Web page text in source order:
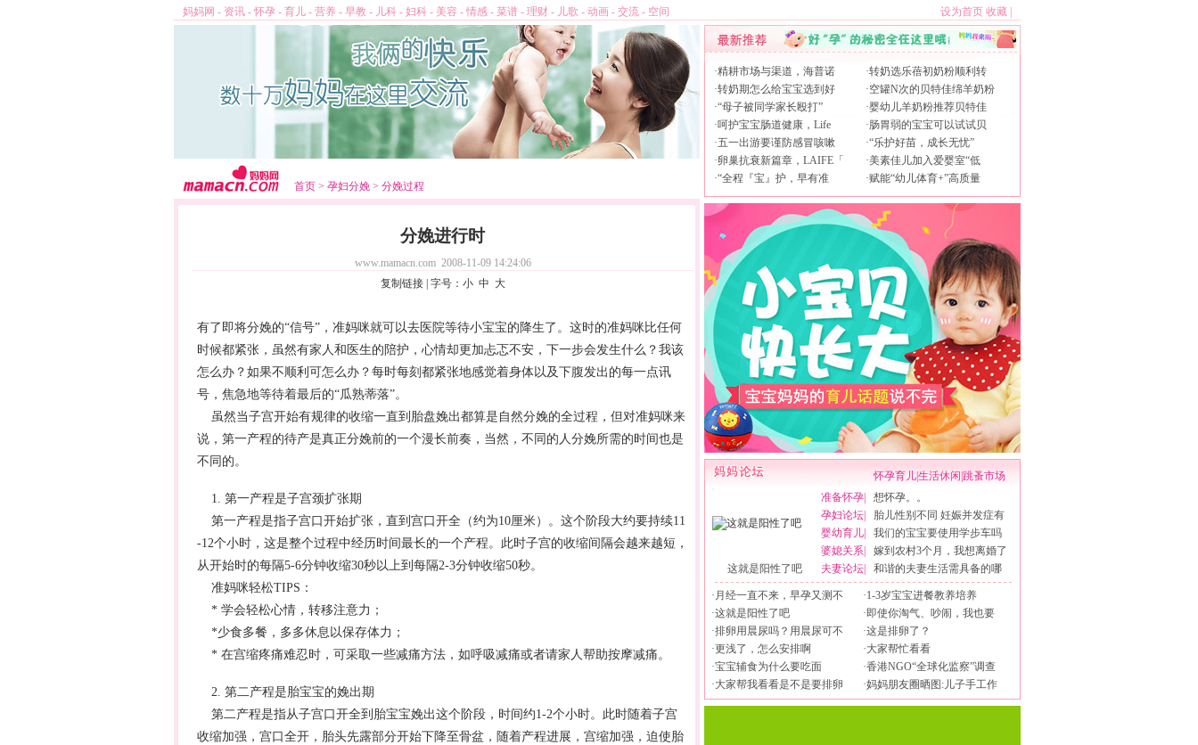
妈妈网 - 资讯 - 怀孕 - 育儿 - 营养 - 早教 - 儿科 - 妇科 - 美容 - 情感 - 菜谱 - 理财 - 儿歌 - 动画 - 交流 - 空间 设为首页 收藏
首页 > 孕妇分娩 > 分娩过程
分娩进行时
www.mamacn.com 2008-11-09 14:24:06
复制链接| 字号： 小 中 大
有了即将分娩的“信号”，准妈咪就可以去医院等待小宝宝的降生了。这时的准妈咪比任何
时候都紧张，虽然有家人和医生的陪护，心情却更加忐忑不安，下一步会发生什么？我该
怎么办？如果不顺利可怎么办？每时每刻都紧张地感觉着身体以及下腹发出的每一点讯
号，焦急地等待着最后的“瓜熟蒂落”。
虽然当子宫开始有规律的收缩一直到胎盘娩出都算是自然分娩的全过程，但对准妈咪来
说，第一产程的待产是真正分娩前的一个漫长前奏，当然，不同的人分娩所需的时间也是
不同的。
1. 第一产程是子宫颈扩张期
第一产程是指子宫口开始扩张，直到宫口开全（约为10厘米）。这个阶段大约要持续11
-12个小时，这是整个过程中经历时间最长的一个产程。此时子宫的收缩间隔会越来越短，
从开始时的每隔5-6分钟收缩30秒以上到每隔2-3分钟收缩50秒。
准妈咪轻松TIPS：
* 学会轻松心情，转移注意力；
*少食多餐，多多休息以保存体力；
* 在宫缩疼痛难忍时，可采取一些减痛方法，如呼吸减痛或者请家人帮助按摩减痛。
2. 第二产程是胎宝宝的娩出期
第二产程是指从子宫口开全到胎宝宝娩出这个阶段，时间约1-2个小时。此时随着子宫
收缩加强，宫口全开，胎头先露部分开始下降至骨盆，随着产程进展，宫缩加强，迫使胎
·精耕市场与渠道，海普诺
·转奶期怎么给宝宝选到好
·“母子被同学家长殴打”
·呵护宝宝肠道健康，Life
·五一出游要谨防感冒咳嗽
·卵巢抗衰新篇章，LAIFE「
·“全程『宝』护，早有准
·转奶选乐蓓初奶粉顺利转
·空罐N次的贝特佳绵羊奶粉
·婴幼儿羊奶粉推荐贝特佳
·肠胃弱的宝宝可以试试贝
·“乐护好苗，成长无忧”
·美素佳儿加入爱婴室“低
·赋能“幼儿体育+”高质量
怀孕育儿|生活休闲 跳蚤市场
这就是阳性了吧
准备怀孕
孕妇论坛
婴幼育儿
婆媳关系
夫妻论坛
想怀孕。。
胎儿性别不同 妊娠并发症有
我们的宝宝要使用学步车吗
嫁到农村3个月，我想离婚了
和谐的夫妻生活需具备的哪
· 月经一直不来，早孕又测不
·这就是阳性了吧
·排卵用晨尿吗？用晨尿可不
·更浅了，怎么安排啊
·宝宝辅食为什么要吃面
·大家帮我看看是不是要排卵
·1-3岁宝宝进餐教养培养
·即使你淘气、吵闹，我也要
·这是排卵了？
·大家帮忙看看
·香港NGO“全球化监察”调查
·妈妈朋友圈晒图:儿子手工作